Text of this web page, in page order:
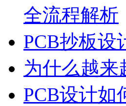
全流程解析
PCB抄板设
为什么越来
PCB设计如